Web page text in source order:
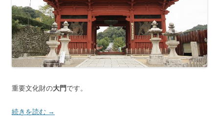
重要文化財の大門です。
続きを読む →